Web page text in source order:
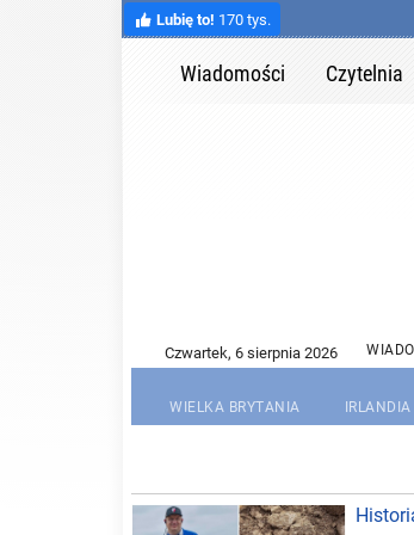
Lubię to! 170 tys.
Wiadomości Czytelnia
WIELKA BRYTANIA IRLANDIA